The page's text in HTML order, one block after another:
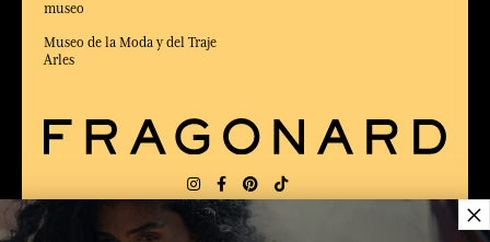
museo
Museo de la Moda y del Traje
Arles
×